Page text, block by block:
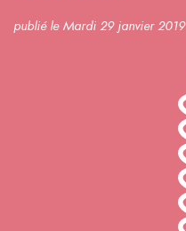
publié le Mardi 29 janvier 2019